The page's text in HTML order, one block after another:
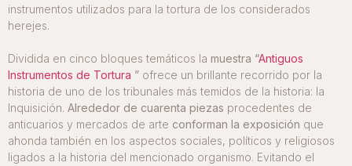
instrumentos utilizados para la tortura de los considerados
herejes.
Dividida en cinco bloques temáticos la muestra “Antiguos
Instrumentos de Tortura ” ofrece un brillante recorrido por la
historia de uno de los tribunales más temidos de la historia: la
Inquisición. Alrededor de cuarenta piezas procedentes de
anticuarios y mercados de arte conforman la exposición que
ahonda también en los aspectos sociales, políticos y religiosos
ligados a la historia del mencionado organismo. Evitando el